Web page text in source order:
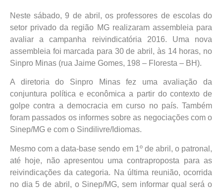
Neste sábado, 9 de abril, os professores de escolas do
setor privado da região MG realizaram assembleia para
avaliar a campanha reivindicatória 2016. Uma nova
assembleia foi marcada para 30 de abril, às 14 horas, no
Sinpro Minas (rua Jaime Gomes, 198 – Floresta – BH).
A diretoria do Sinpro Minas fez uma avaliação da
conjuntura política e econômica a partir do contexto de
golpe contra a democracia em curso no país. Também
foram passados os informes sobre as negociações com o
Sinep/MG e com o Sindilivre/Idiomas.
Mesmo com a data-base sendo em 1º de abril, o patronal,
até hoje, não apresentou uma contraproposta para as
reivindicações da categoria. Na última reunião, ocorrida
no dia 5 de abril, o Sinep/MG, sem informar qual será o